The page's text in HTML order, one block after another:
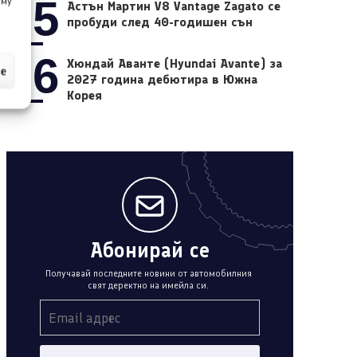
05
Астън Мартин V8 Vantage Zagato се
пробуди след 40-годишен сън
06 Хюндай Аванте (Hyundai Avante) за
2027 година дебютира в Южна
Корея
Абонирай се
Получавай последните новини от автомобилния
свят деректно на имейла си.